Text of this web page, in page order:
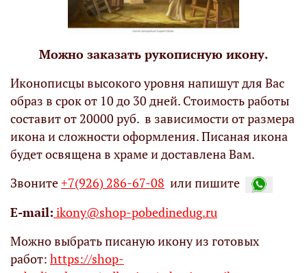
Можно заказать рукописную икону.
Иконописцы высокого уровня напишут для Вас
образ в срок от 10 до 30 дней. Стоимость работы
составит от 20000 руб. в зависимости от размера
икона и сложности оформления. Писаная икона
будет освящена в храме и доставлена Вам.
Звоните+7(926) 286-67-08 или пишите
Е-mail: ikony@shop-pobedinedug.ru
Можно выбрать писаную икону из готовых
работ: https://shop-